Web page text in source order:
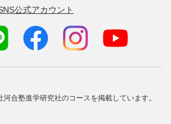
公式アカウント
合塾進学研究社のコースを掲載しています。